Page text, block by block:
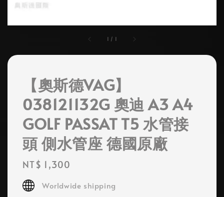
1 / 1
【奧斯德VAG】
038121132G 奧迪 A3 A4
GOLF PASSAT T5 水管接
頭 側水管座 德國原廠
Regular
price
NT$ 1,300
Worldwide shipping